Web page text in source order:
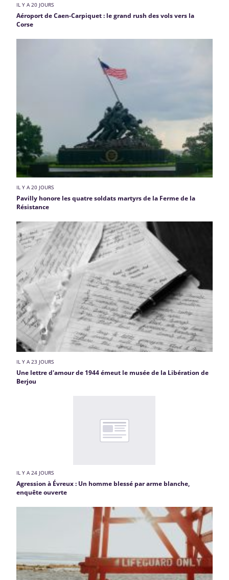
IL Y A 20 JOURS
Aéroport de Caen-Carpiquet : le grand rush des vols vers la
Corse
IL Y A 20 JOURS
Pavilly honore les quatre soldats martyrs de la Ferme de la
Résistance
IL Y A 23 JOURS
Une lettre d'amour de 1944 émeut le musée de la Libération de
Berjou
IL Y A 24 JOURS
Agression à Évreux : Un homme blessé par arme blanche,
enquête ouverte